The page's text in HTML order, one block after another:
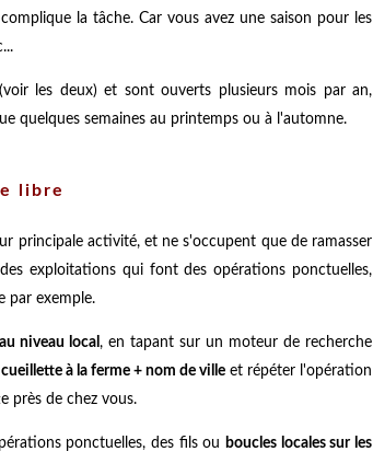
la tâche. Car vous avez une saison pour les
les deux) et sont ouverts plusieurs mois par an,
quelques semaines au printemps ou à l'automne.
libre
principale activité, et ne s'occupent que de ramasser
exploitations qui font des opérations ponctuelles,
par exemple.
niveau local, en tapant sur un moteur de recherche
cueillette à la ferme + nom de ville et répéter l'opération
près de chez vous.
ponctuelles, des fils ou boucles locales sur les